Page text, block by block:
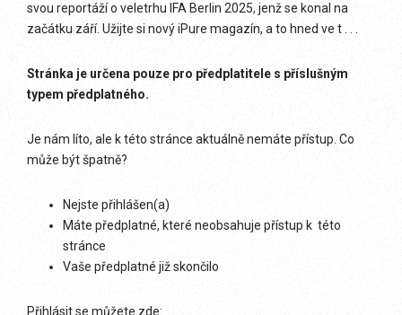
svou reportáží o veletrhu IFA Berlin 2025, jenž se konal na
začátku září. Užijte si nový iPure magazín, a to hned ve t . . .
Stránka je určena pouze pro předplatitele s příslušným
typem předplatného.
Je nám líto, ale k této stránce aktuálně nemáte přístup. Co
může být špatně?
Nejste přihlášen(a)
Máte předplatné, které neobsahuje přístup k této
stránce
Vaše předplatné již skončilo
Přihlásit se můžete zde: